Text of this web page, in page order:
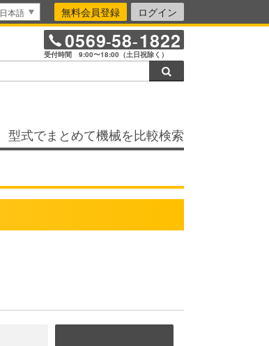
日本語 無料会員登録 ログイン
0569-58-1822
受付時間 9:00〜18:00（土日祝除く）
型式でまとめて機械を比較検索